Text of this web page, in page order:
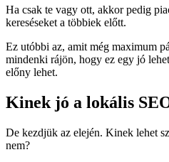
Ha csak te vagy ott, akkor pedig
kereséseket a többiek előtt.
Ez utóbbi az, amit még maximum
mindenki rájön, hogy ez egy jó
előny lehet.
Kinek jó a lokális
De kezdjük az elején. Kinek lehet
nem?